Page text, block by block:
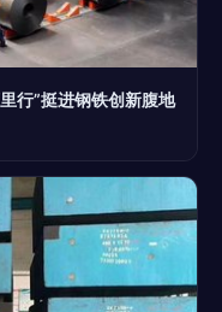
行”挺进钢铁创新腹地